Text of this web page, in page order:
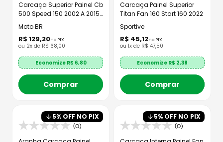
Carcaça Superior Painel Cb
500 Speed 150 2002 A 2015
- MTBR
Moto BR
R$ 129,20no PIX
ou 2x de R$ 68,00
Economize R$ 6,80
Comprar
Carcaça Painel Superior
Titan Fan 160 Start 160 2022
Sportive
R$ 45,12no PIX
ou 1x de R$ 47,50
Economize R$ 2,38
Comprar
5% OFF NO PIX
(0)
5% OFF NO PIX
(0)